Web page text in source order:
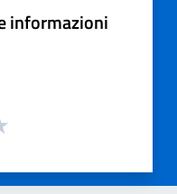
informazioni